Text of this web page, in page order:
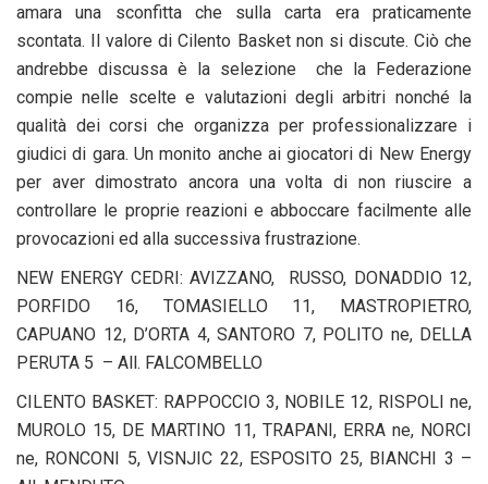
amara una sconfitta che sulla carta era praticamente
scontata. Il valore di Cilento Basket non si discute. Ciò che
andrebbe discussa è la selezione che la Federazione
compie nelle scelte e valutazioni degli arbitri nonché la
qualità dei corsi che organizza per professionalizzare i
giudici di gara. Un monito anche ai giocatori di New Energy
per aver dimostrato ancora una volta di non riuscire a
controllare le proprie reazioni e abboccare facilmente alle
provocazioni ed alla successiva frustrazione.
NEW ENERGY CEDRI: AVIZZANO, RUSSO, DONADDIO 12,
PORFIDO 16, TOMASIELLO 11, MASTROPIETRO,
CAPUANO 12, D’ORTA 4, SANTORO 7, POLITO ne, DELLA
PERUTA 5 – All. FALCOMBELLO
CILENTO BASKET: RAPPOCCIO 3, NOBILE 12, RISPOLI ne,
MUROLO 15, DE MARTINO 11, TRAPANI, ERRA ne, NORCI
ne, RONCONI 5, VISNJIC 22, ESPOSITO 25, BIANCHI 3 –